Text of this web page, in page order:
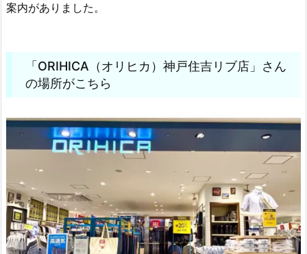
案内がありました。
「ORIHICA（オリヒカ）神戸住吉リブ店」さん
の場所がこちら